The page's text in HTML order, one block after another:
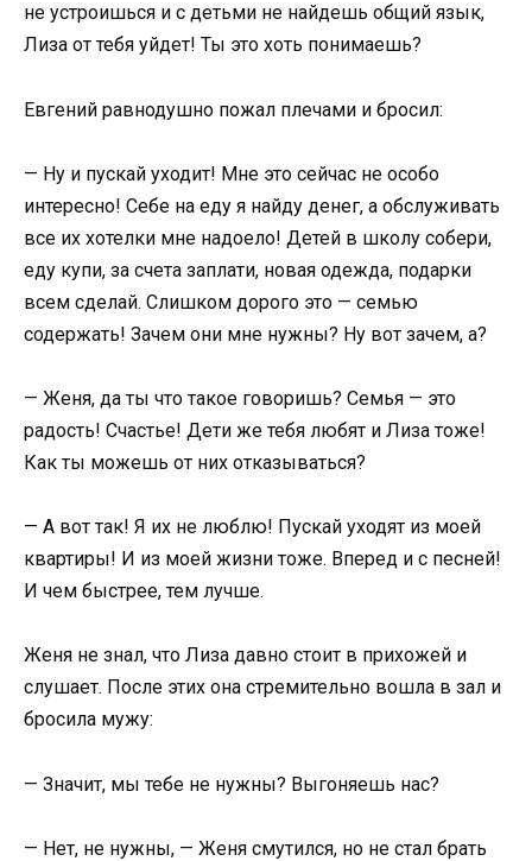
не устроишься и с детьми не найдешь общий язык,
Лиза от тебя уйдет! Ты это хоть понимаешь?
Евгений равнодушно пожал плечами и бросил:
— Ну и пускай уходит! Мне это сейчас не особо
интересно! Себе на еду я найду денег, а обслуживать
все их хотелки мне надоело! Детей в школу собери,
еду купи, за счета заплати, новая одежда, подарки
всем сделай. Слишком дорого это — семью
содержать! Зачем они мне нужны? Ну вот зачем, а?
— Женя, да ты что такое говоришь? Семья — это
радость! Счастье! Дети же тебя любят и Лиза тоже!
Как ты можешь от них отказываться?
— А вот так! Я их не люблю! Пускай уходят из моей
квартиры! И из моей жизни тоже. Вперед и с песней!
И чем быстрее, тем лучше.
Женя не знал, что Лиза давно стоит в прихожей и
слушает. После этих она стремительно вошла в зал и
бросила мужу:
— Значит, мы тебе не нужны? Выгоняешь нас?
— Нет, не нужны, — Женя смутился, но не стал брать